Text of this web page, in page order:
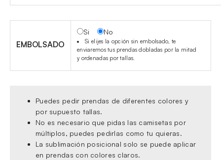
EMBOLSADO
Si No
Si elijes la opción sin embolsado, te
enviaremos tus prendas dobladas por la mitad
y ordenadas por tallas.
Puedes pedir prendas de diferentes colores y
por supuesto tallas.
No es necesario que pidas las camisetas por
múltiplos, puedes pedirlas como tu quieras.
La sublimación posicional solo se puede aplicar
en prendas con colores claros.